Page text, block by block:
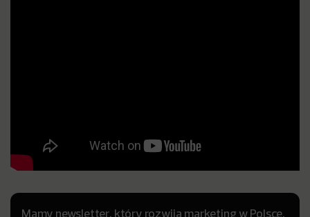
Mamy newsletter, który rozwija marketing w Polsce.